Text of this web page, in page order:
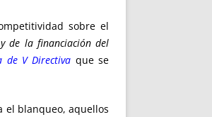
sobre el
de la financiación del
de V Directiva que se
el blanqueo, aquellos